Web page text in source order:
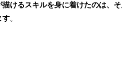
けるスキルを身に着けたのは、
す。